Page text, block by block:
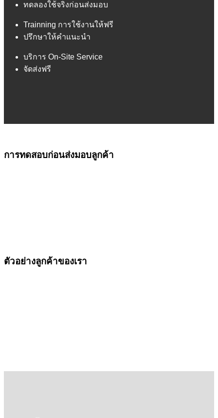
ทดลองใช้จริงก่อนส่งมอบ
Trainning การใช้งานให้ฟรี
ปรึกษาให้คำแนะนำ
บริการ On-Site Service
จัดส่งฟรี
การทดสอบก่อนส่งมอบลูกค้า
ตัวอย่างลูกค้าของเรา